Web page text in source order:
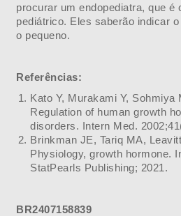
procurar um endopediatra, que é
pediátrico. Eles saberão indicar
o pequeno.
Referências:
Kato Y, Murakami Y, Sohmiya
Regulation of human growth
disorders. Intern Med.
Brinkman JE, Tariq MA,
Physiology, growth hormone.
StatPearls Publishing; 2021.
BR2407158839